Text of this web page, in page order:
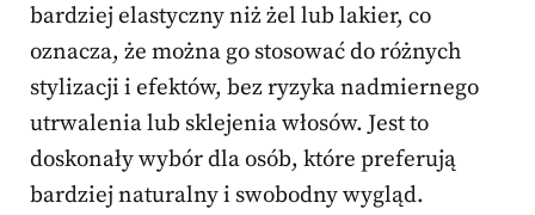
bardziej elastyczny niż żel lub lakier, co
oznacza, że ​​można go stosować do różnych
stylizacji i efektów, bez ryzyka nadmiernego
utrwalenia lub sklejenia włosów. Jest to
doskonały wybór dla osób, które preferują
bardziej naturalny i swobodny wygląd.